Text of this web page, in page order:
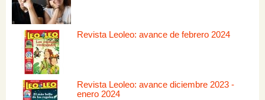
Revista Leoleo: avance de febrero 2024
Revista Leoleo: avance diciembre 2023 -
enero 2024